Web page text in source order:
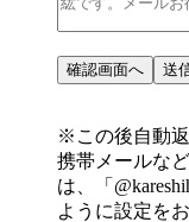
※この後自動返
携帯メールな
は、
「
ように設定を